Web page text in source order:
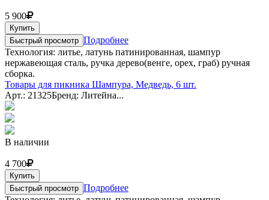
5 900
Купить
Быстрый просмотр Подробнее
Технология: литье, латунь патинированная, шампур
нержавеющая сталь, ручка дерево(венге, орех, граб) ручная
сборка.
Товары для пикника Шампура, Медведь, 6 шт.
Арт.: 21325Бренд: Литейна...
В наличии
4 700
Купить
Быстрый просмотр Подробнее